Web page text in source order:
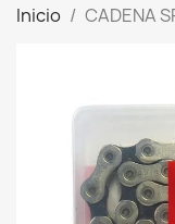
Inicio CADENA